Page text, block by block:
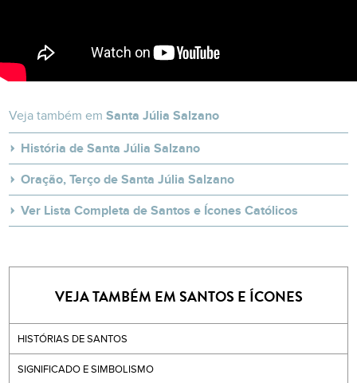
Veja também emSanta Júlia Salzano
História de Santa Júlia Salzano
Oração, Terço de Santa Júlia Salzano
Ver Lista Completa de Santos e Ícones Católicos
VEJA TAMBÉM EM SANTOS E ÍCONES
HISTÓRIAS DE SANTOS
SIGNIFICADO E SIMBOLISMO